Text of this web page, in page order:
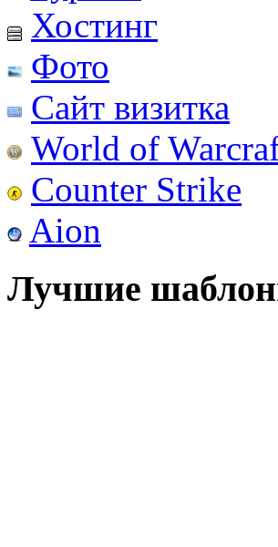
Хостинг
Фото
Сайт визитка
World of
Counter Strike
Aion
Лучшие